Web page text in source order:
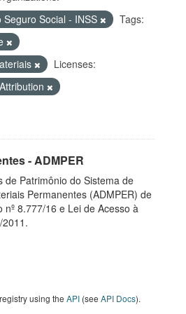
Social - INSS
Tags:
Licenses:
- ADMPER
de Patrimônio do Sistema de
Permanentes (ADMPER) de
8.777/16 e Lei de Acesso à
2011.
using the API (see API Docs).